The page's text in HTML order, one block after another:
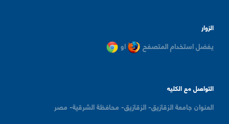
الزوار
يفضل استخدام المتصفح او
التواصل مع الكليه
العنوان جامعة الزقازيق- الزقازيق- محافظة الشرقية- مصر